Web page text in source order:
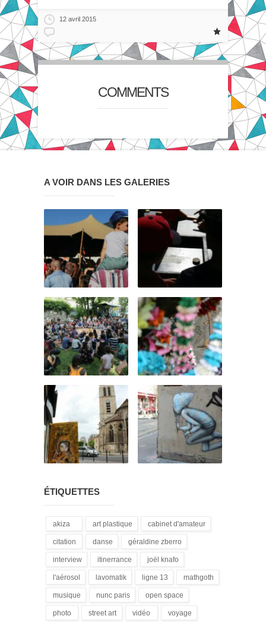
12 avril 2015
COMMENTS
A VOIR DANS LES GALERIES
ÉTIQUETTES
akiza
(21)
art plastique
(28)
cabinet d'amateur
(12)
citation
(18)
danse
(1)
géraldine zberro
interview
(15)
itinerrance
(16)
joël knafo
(3)
l'aérosol
(14)
lavomatik
(31)
ligne 13
(4)
mathgoth
musique
(13)
nunc paris
(5)
open space
photo street art vidéo voyage